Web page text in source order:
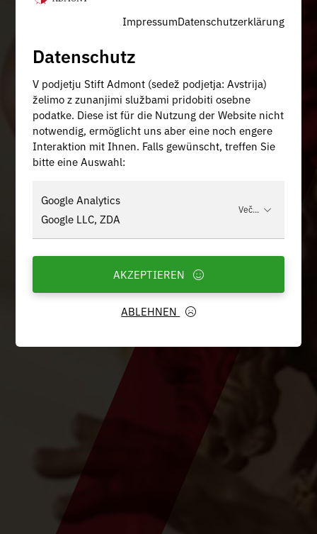
ImpressumDatenschutzerklärung
Datenschutz
V podjetju Stift Admont (sedež podjetja: Avstrija)
želimo z zunanjimi službami pridobiti osebne
podatke. Diese ist für die Nutzung der Website nicht
notwendig, ermöglicht uns aber eine noch engere
Interaktion mit Ihnen. Falls gewünscht, treffen Sie
bitte eine Auswahl:
Google Analytics
Google LLC, ZDA
Več...
ABLEHNEN
AKZEPTIEREN